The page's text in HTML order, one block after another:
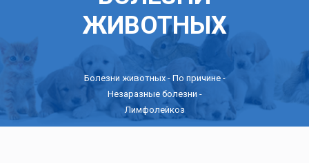
ЖИВОТНЫХ
Болезни животных - По причине-
Незаразные болезни -
Лимфолейкоз